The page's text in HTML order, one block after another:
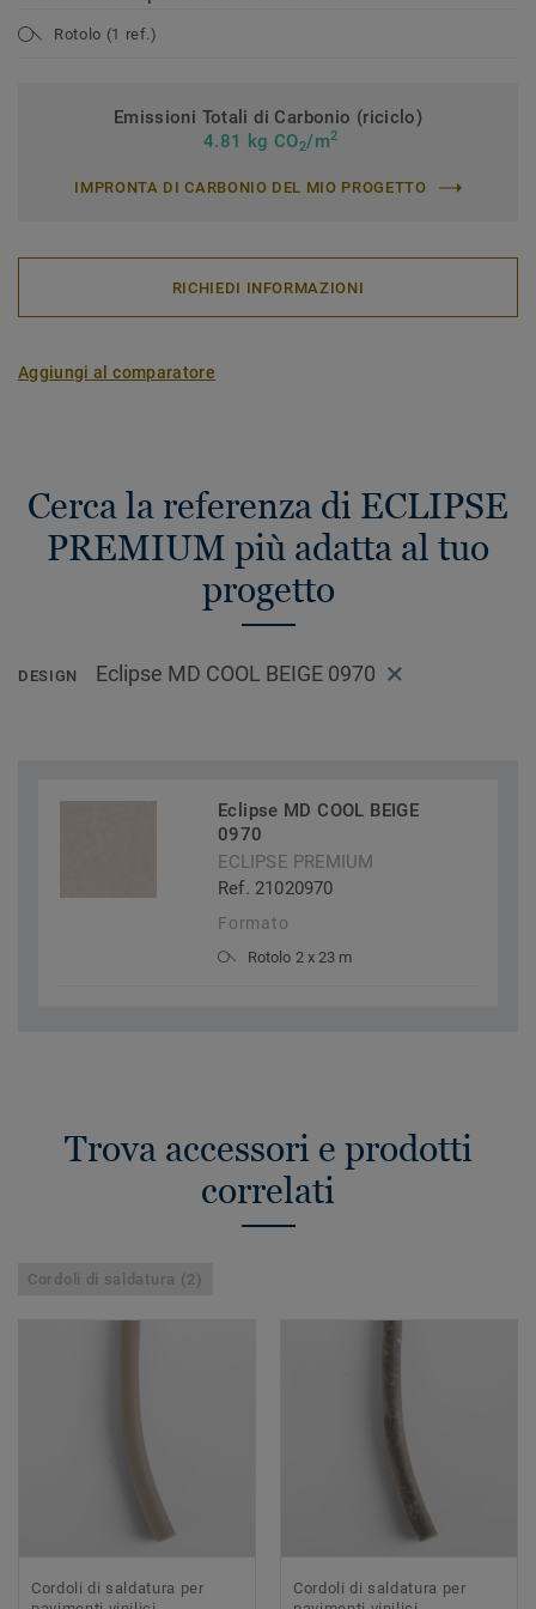
Rotolo (1 ref.)
Emissioni Totali di Carbonio (riciclo)
4.81 kg CO2/m2
IMPRONTA DI CARBONIO DEL MIO PROGETTO
RICHIEDI INFORMAZIONI
Aggiungi al comparatore
Cerca la referenza di ECLIPSE
PREMIUM più adatta al tuo
progetto
DESIGN Eclipse MD COOL BEIGE 0970
Eclipse MD COOL BEIGE
0970
ECLIPSE PREMIUM
Ref. 21020970
Formato
Rotolo 2 x 23 m
Trova accessori e prodotti
correlati
Cordoli di saldatura (2)
Cordoli di saldatura per
Cordoli di saldatura per